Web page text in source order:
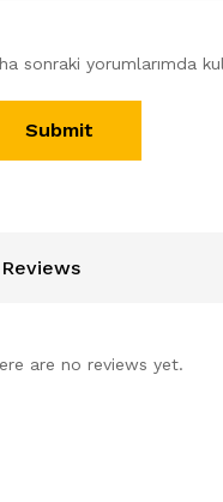
sonraki yorumlarımda
Reviews
are no reviews yet.